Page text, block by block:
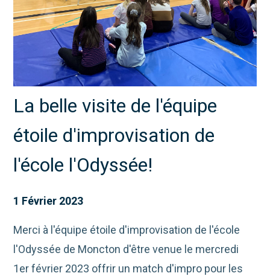
La belle visite de l'équipe
étoile d'improvisation de
l'école l'Odyssée!
1 Février 2023
Merci à l'équipe étoile d'improvisation de l'école
l'Odyssée de Moncton d'être venue le mercredi
1er février 2023 offrir un match d'impro pour les